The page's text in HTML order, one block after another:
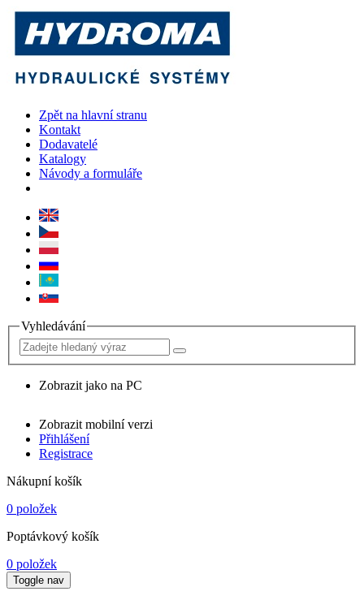
Zpět na hlavní stranu
Kontakt
Dodavatelé
Katalogy
Návody a formuláře
Vyhledávání
Zobrazit jako na PC
Zobrazit mobilní verzi
Přihlášení
Registrace
Nákupní košík
0 položek
Poptávkový košík
0 položek
Toggle nav